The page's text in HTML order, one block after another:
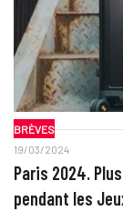
BRÈVES
19/03/2024
Paris 2024.
pendant les